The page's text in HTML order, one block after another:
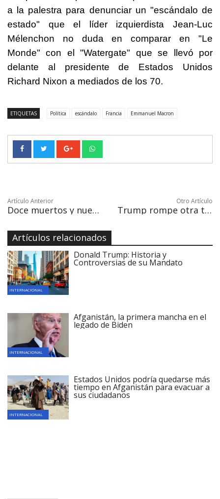
a la palestra para denunciar un "escándalo de
estado" que el líder izquierdista Jean-Luc
Mélenchon no duda en comparar en "Le
Monde" con el "Watergate" que se llevó por
delante al presidente de Estados Unidos
Richard Nixon a mediados de los 70.
ETIQUETAS Política escándalo Francia Emmanuel Macron
Artículo Anterior
Doce muertos y nueve heridos al chocar furgoneta y camión en Estado de México
Otro Artículo
Trump rompe otra tradición con críticas abiertas a la independencia de Fed
Artículos relacionados
INTERNACIONAL
Donald Trump: Historia y
Controversias de su Mandato
INTERNACIONAL
Afganistán, la primera mancha en el
legado de Biden
INTERNACIONAL
Estados Unidos podría quedarse más
tiempo en Afganistán para evacuar a
sus ciudadanos